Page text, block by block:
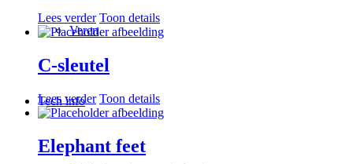
Veren
Tech info
Lees verder Toon details
C-sleutel
Lees verder Toon details
Elephant feet